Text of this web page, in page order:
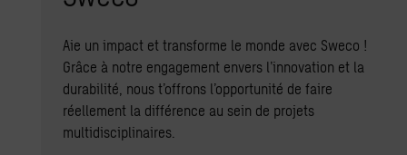
Aie un impact et transforme le monde avec Sweco !
Grâce à notre engagement envers l’innovation et la
durabilité, nous t’offrons l’opportunité de faire
réellement la différence au sein de projets
multidisciplinaires.